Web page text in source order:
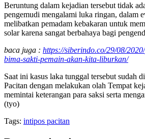
Beruntung dalam kejadian tersebut tidak
pengemudi mengalami luka ringan, dalam
melibatkan pemadam kebakaran untuk
solar karena sangat berbahaya bagi
baca juga : https://siberindo.co/29/08/
bima-sakti-pemain-akan-kita-liburkan/
Saat ini kasus laka tunggal tersebut sudah
Pacitan dengan melakukan olah Tempat
memintai keterangan para saksi serta
(tyo)
Tags: intipos pacitan